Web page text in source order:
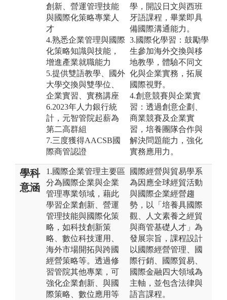
創新、營運管理技能
與國際化策略專業人
才
4.熟悉企業管理與國際
化策略知識與技能，
增進產業就職能力
5.提供雙語教學、國外
大學交換與雙學位、
企業實習、實務講座
6.2023年人力銀行統
計，元智管院起薪為
第二高群組
7.三度獲得AACSB國
際商管認證
學，開設日文與西班
牙語課程，畢業即具
備國際溝通能力。
3.國際化學習：鼓勵學
生參加海外交換與移
地教學，體驗不同文
化與企業實務，拓展
國際視野。
4.創意競賽與企業實
習：透過創意企劃、
商業競賽及企業實
習，培養團隊合作與
解決問題能力，強化
實務應用力。
學科
意涵
1.國際企業管理主要區
分為國際企業與企業
管理專業領域，藉此
學習企業創新、營運
管理技能與國際化策
略，如科技創新策
略、數位科技運用、
海外市場開拓與跨國
經營策略等。透過修
習管院其他專業，可
強化企業創新、與國
際策略、數位應用等
國際經營與貿易學系
為因應全球經貿活動
與國際企業經營趨
勢，以「培養具國際
觀、人文素養之經貿
與商管基礎人才」為
發展宗旨，課程設計
以國際經營管理、國
際行銷、國際貿易、
國際金融四大領域為
主軸，並包含法律與
語言課程。